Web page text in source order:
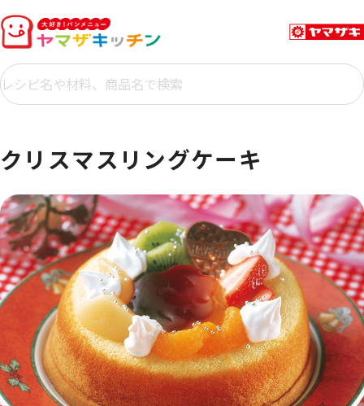
クリスマスリングケーキ